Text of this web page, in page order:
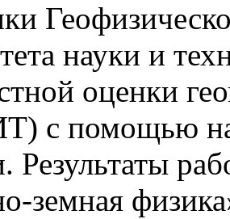
науки и
оценки
с помощью
Результаты
земная